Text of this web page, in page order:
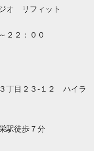
オ リフィット
２：００
丁目２３-１２ ハイラ
駅徒歩７分